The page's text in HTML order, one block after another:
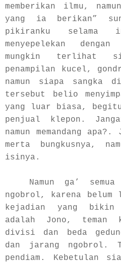
memberikan ilmu,
yang ia berikan”
pikiranku
menyepelekan
mungkin terlihat
penampilan kucel,
namun siapa sangka
tersebut belio
yang luar biasa,
penjual klepon.
namun memandang
merta bungkusnya,
isinya.
Namun ga’
ngobrol, karena belum
kejadian yang
adalah Jono, teman
divisi dan beda
dan jarang ngobrol.
pendiam. Kebetulan